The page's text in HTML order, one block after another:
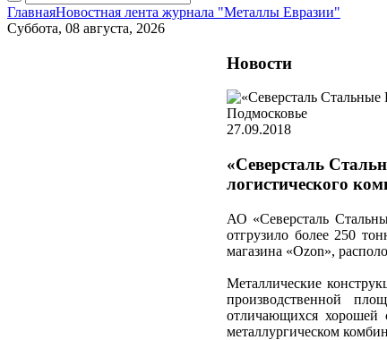
ГлавнаяНовостная лента журнала "Металлы Евразии"
Суббота, 08 августа, 2026
Новости
27.09.2018
«Северсталь
логистического
АО «Северсталь
отгрузило более 250
магазина «Ozon»,
Металлические
производственной
отличающихся хорошей
металлургическом